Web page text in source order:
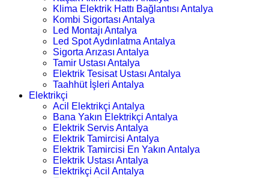
Klima Elektrik Hattı Bağlantısı Antalya
Kombi Sigortası Antalya
Led Montajı Antalya
Led Spot Aydınlatma Antalya
Sigorta Arızası Antalya
Tamir Ustası Antalya
Elektrik Tesisat Ustası Antalya
Taahhüt İşleri Antalya
Elektrikçi
Acil Elektrikçi Antalya
Bana Yakın Elektrikçi Antalya
Elektrik Servis Antalya
Elektrik Tamircisi Antalya
Elektrik Tamircisi En Yakın Antalya
Elektrik Ustası Antalya
Elektrikçi Acil Antalya